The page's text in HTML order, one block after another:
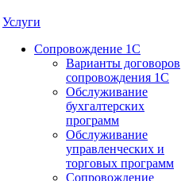
Услуги
Сопровождение 1С
Варианты договоров
сопровождения 1С
Обслуживание
бухгалтерских
программ
Обслуживание
управленческих и
торговых программ
Сопровождение